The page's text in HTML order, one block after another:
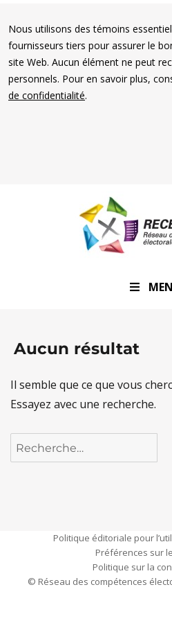
Nous utilisons des témoins
fournisseurs tiers pour assurer le
site Web. Aucun élément ne peut
personnels. Pour en savoir plus,
de confidentialité.
Aucun résultat
Il semble que ce que vous
Essayez avec une recherche.
Recherche
pour :
Politique éditoriale pour
Préférences sur
Politique sur la
© Réseau des compétences